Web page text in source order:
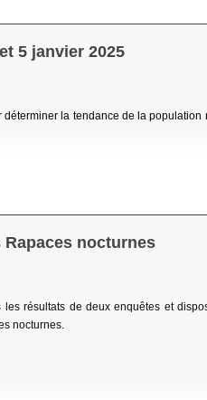
5 janvier 2025
la tendance de la population
Rapaces nocturnes
résultats de deux enquêtes et
nocturnes.